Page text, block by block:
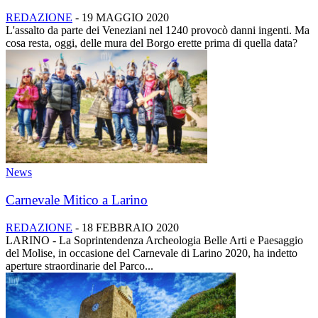
REDAZIONE - 19 MAGGIO 2020
L'assalto da parte dei Veneziani nel 1240 provocò danni ingenti. Ma
cosa resta, oggi, delle mura del Borgo erette prima di quella data?
News
Carnevale Mitico a Larino
REDAZIONE - 18 FEBBRAIO 2020
LARINO - La Soprintendenza Archeologia Belle Arti e Paesaggio
del Molise, in occasione del Carnevale di Larino 2020, ha indetto
aperture straordinarie del Parco...